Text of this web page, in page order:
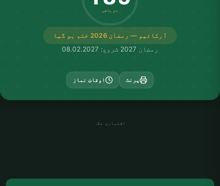
آرکائیو — رمضان 2026 ختم ہو گیا
دن باقی
رمضان 2027 شروع: 08.02.2027
پرنٹ اوقاتِ نماز
اشتہاری جگہ